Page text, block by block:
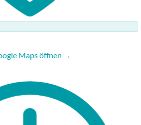
Maps öffnen →